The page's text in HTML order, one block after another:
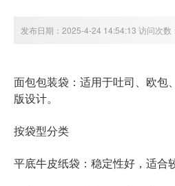
发布日期：2025-4-24 14:54:13 访问次数
面包包装袋 ：适用于吐司、欧
版设计。
按袋型分类
平底牛皮纸袋 ：稳定性好，适合